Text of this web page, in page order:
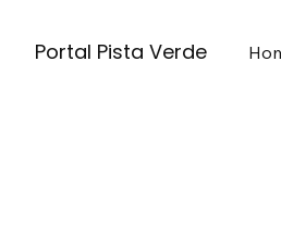
Portal Pista Verde